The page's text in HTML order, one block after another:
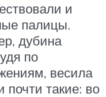
и
палицы.
дубина
по
весила
почти такие: во